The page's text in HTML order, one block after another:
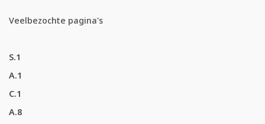
Veelbezochte pagina's
S.1
A.1
C.1
A.8